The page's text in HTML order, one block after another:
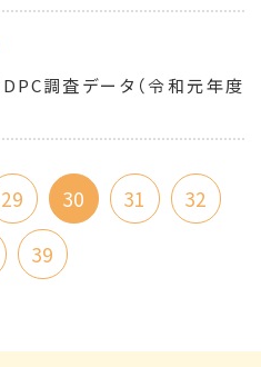
調査データ（令和元年度
29 30 31
32
39